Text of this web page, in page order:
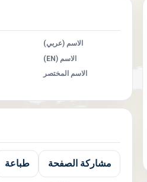
الاسم (عربي)
الاسم (EN)
الاسم المختصر
مشاركة الصفحة طباعة